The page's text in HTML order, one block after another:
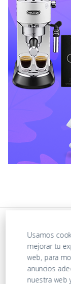
Usamos
mejorar tu
web, para
anuncios
nuestra web